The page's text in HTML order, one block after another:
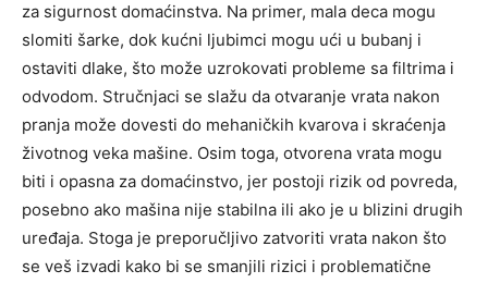
za sigurnost domaćinstva. Na primer, mala deca mogu
slomiti šarke, dok kućni ljubimci mogu ući u bubanj i
ostaviti dlake, što može uzrokovati probleme sa filtrima i
odvodom. Stručnjaci se slažu da otvaranje vrata nakon
pranja može dovesti do mehaničkih kvarova i skraćenja
životnog veka mašine. Osim toga, otvorena vrata mogu
biti i opasna za domaćinstvo, jer postoji rizik od povreda,
posebno ako mašina nije stabilna ili ako je u blizini drugih
uređaja. Stoga je preporučljivo zatvoriti vrata nakon što
se veš izvadi kako bi se smanjili rizici i problematične